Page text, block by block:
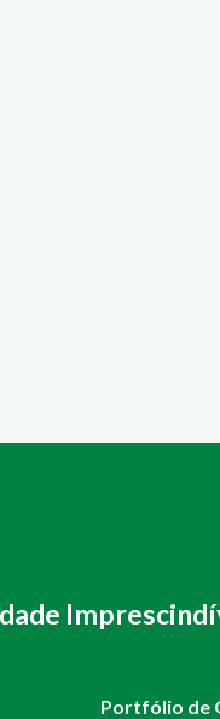
Portfólio de